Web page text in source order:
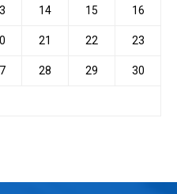
14 15 16
21 22 23
28 29 30